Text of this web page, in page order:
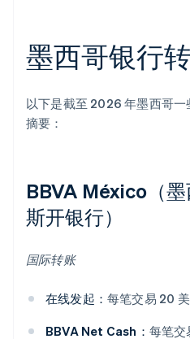
墨西哥银行
以下是截至 2026 年墨西哥
摘要：
BBVA México（
斯开银行）
国际转账
在线发起： 每笔交易 20
BBVA Net Cash： 每笔交